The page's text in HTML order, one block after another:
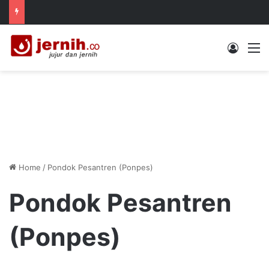
Log In
Home / Pondok Pesantren (Ponpes)
Pondok Pesantren
(Ponpes)